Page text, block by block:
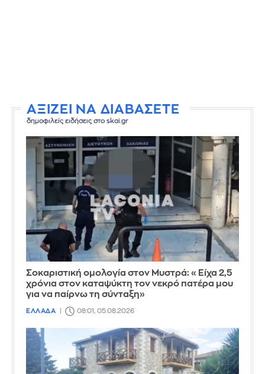
ΑΞΙΖΕΙ ΝΑ ΔΙΑΒΑΣΕΤΕ
δημοφιλείς ειδήσεις στο skai.gr
Σοκαριστική ομολογία στον Μυστρά: «Είχα 2,5
χρόνια στον καταψύκτη τον νεκρό πατέρα μου
για να παίρνω τη σύνταξη»
ΕΛΛΑΔΑ 08:01, 05.08.2026